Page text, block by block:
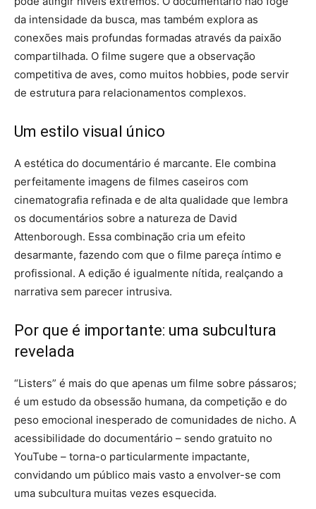
da intensidade da busca, mas também explora as
conexões mais profundas formadas através da paixão
compartilhada. O filme sugere que a observação
competitiva de aves, como muitos hobbies, pode servir
de estrutura para relacionamentos complexos.
Um estilo visual único
A estética do documentário é marcante. Ele combina
perfeitamente imagens de filmes caseiros com
cinematografia refinada e de alta qualidade que lembra
os documentários sobre a natureza de David
Attenborough. Essa combinação cria um efeito
desarmante, fazendo com que o filme pareça íntimo e
profissional. A edição é igualmente nítida, realçando a
narrativa sem parecer intrusiva.
Por que é importante: uma subcultura
revelada
“Listers” é mais do que apenas um filme sobre pássaros;
é um estudo da obsessão humana, da competição e do
peso emocional inesperado de comunidades de nicho. A
acessibilidade do documentário – sendo gratuito no
YouTube – torna-o particularmente impactante,
convidando um público mais vasto a envolver-se com
uma subcultura muitas vezes esquecida.